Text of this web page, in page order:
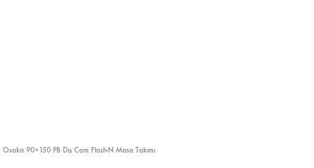
Hamaklar
Osaka 90×150 PB Dış Cam Flash-N Masa Takımı